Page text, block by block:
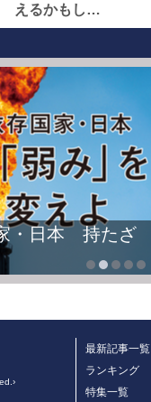
えるかもし…
・日本 持たざ
最新記事一覧
ランキング
特集一覧